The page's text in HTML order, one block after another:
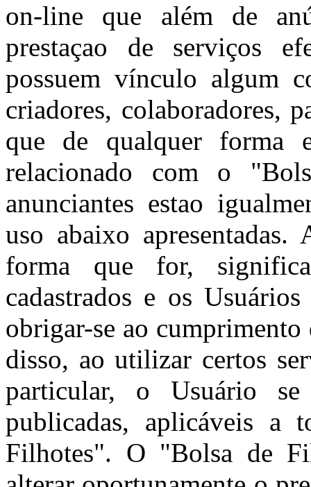
on-line que além de
prestaçao de serviços
possuem vínculo algum
criadores, colaboradores,
que de qualquer forma
relacionado com o
anunciantes estao
uso abaixo
forma que for,
cadastrados e os
obrigar-se ao cumprimento
disso, ao utilizar certos
particular, o Usuário
publicadas, aplicáveis a
Filhotes". O "Bolsa de